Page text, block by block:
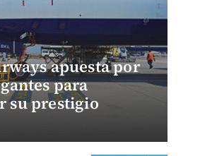
apuesta por
para
su prestigio